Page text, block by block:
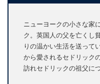
ニューヨークの小さな家
ク。英国人の父を亡くし
りの温かい生活を送って
から愛されるセドリック
訪れセドリックの祖父に